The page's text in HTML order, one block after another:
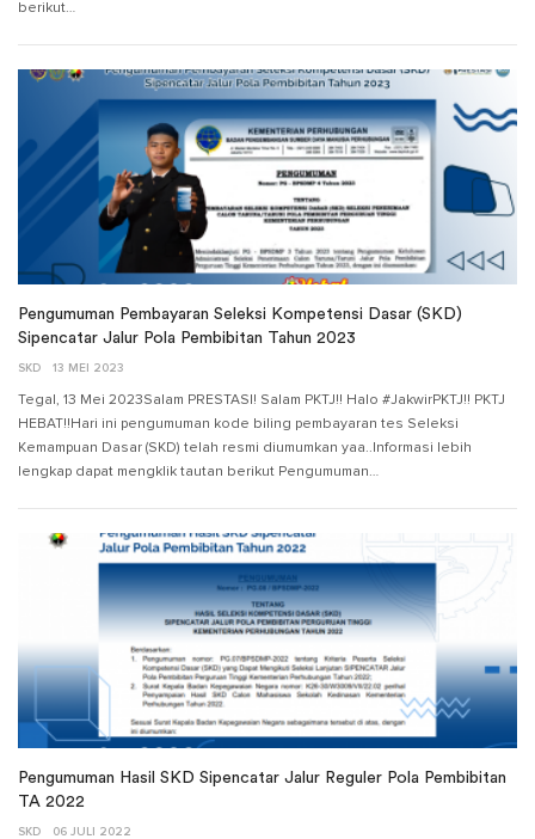
berikut…
Pengumuman Pembayaran Seleksi Kompetensi Dasar (SKD)
Sipencatar Jalur Pola Pembibitan Tahun 2023
SKD 13 MEI 2023
Tegal, 13 Mei 2023Salam PRESTASI! Salam PKTJ!! Halo #JakwirPKTJ!! PKTJ
HEBAT!!Hari ini pengumuman kode biling pembayaran tes Seleksi
Kemampuan Dasar (SKD) telah resmi diumumkan yaa..Informasi lebih
lengkap dapat mengklik tautan berikut Pengumuman…
Pengumuman Hasil SKD Sipencatar Jalur Reguler Pola Pembibitan
TA 2022
SKD 06 JULI 2022